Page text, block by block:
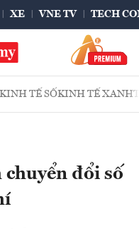
XE VNE TV TECH
KINH TẾ SỐKINH TẾ XANH
đổi số